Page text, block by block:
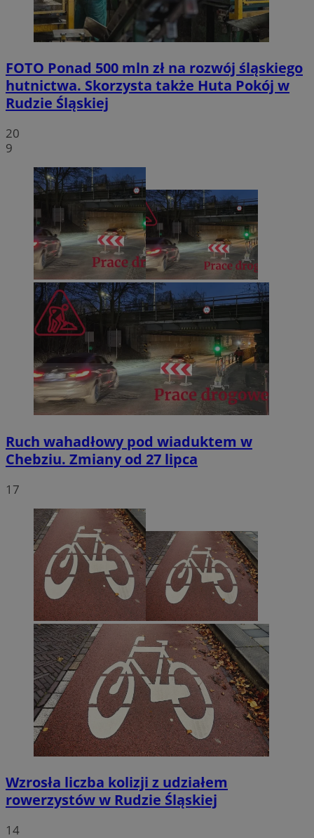
FOTO Ponad 500 mln zł na rozwój śląskiego
hutnictwa. Skorzysta także Huta Pokój w
Rudzie Śląskiej
20
9
Ruch wahadłowy pod wiaduktem w
Chebziu. Zmiany od 27 lipca
17
Wzrosła liczba kolizji z udziałem
rowerzystów w Rudzie Śląskiej
14